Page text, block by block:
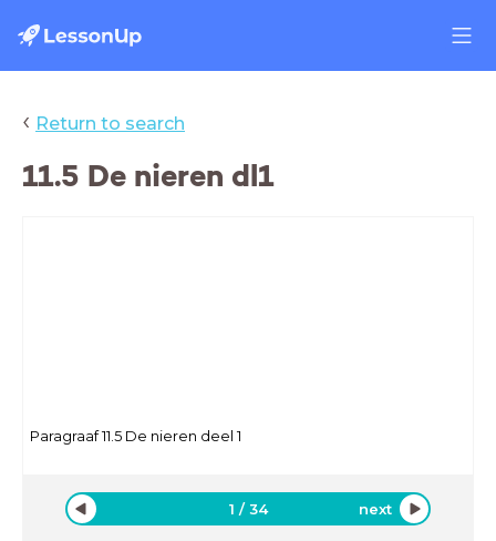
‹ Return to search
11.5 De nieren dl1
Paragraaf 11.5 De nieren deel 1
1 /34 next